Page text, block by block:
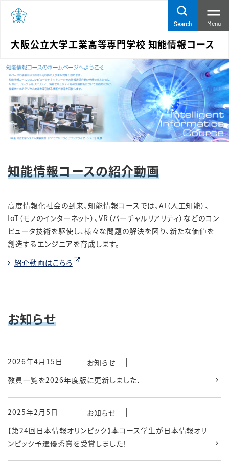
大阪公立大学工業高等専門学校 知能情報コース
Search Menu
知能情報コースの紹介動画
高度情報化社会の到来、知能情報コースでは、AI（人工知能）、
IoT（モノのインターネット）、VR（バーチャルリアリティ）などのコン
ピュータ技術を駆使し、様々な問題の解決を図り、新たな価値を
創造するエンジニアを育成します。
紹介動画はこちら
お知らせ
2026年4月15日
お知らせ
教員一覧を2026年度版に更新しました．
2025年2月5日
お知らせ
【第24回日本情報オリンピック】本コース学生が日本情報オリ
ンピック予選優秀賞を受賞しました！